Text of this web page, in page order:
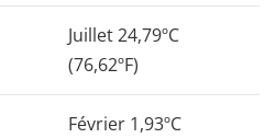
Juillet 24,79ºC
(76,62ºF)
Février 1,93ºC